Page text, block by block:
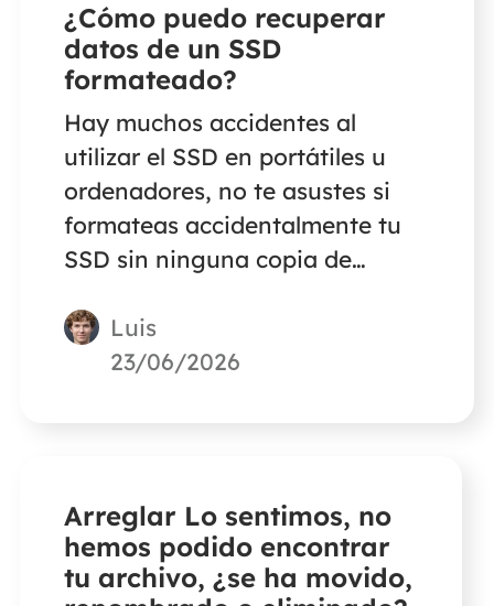
¿Cómo puedo recuperar
datos de un SSD
formateado?
Hay muchos accidentes al
utilizar el SSD en portátiles u
ordenadores, no te asustes si
formateas accidentalmente tu
SSD sin ninguna copia de
profesional de recuperación de
datos te ayudará a recuperar
Luis
23/06/2026
Arreglar Lo sentimos, no
hemos podido encontrar
tu archivo, ¿se ha movido,